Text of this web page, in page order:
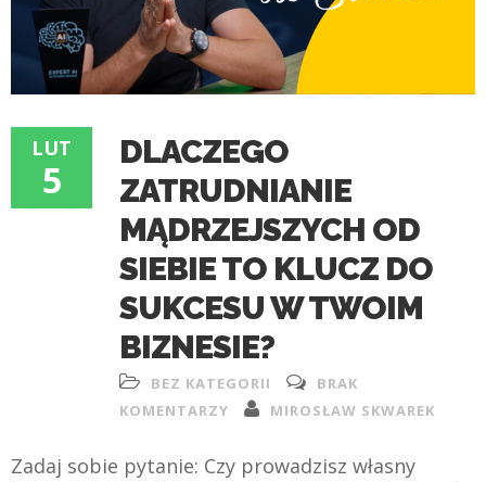
LUT
5
DLACZEGO
ZATRUDNIANIE
MĄDRZEJSZYCH OD
SIEBIE TO KLUCZ DO
SUKCESU W TWOIM
BIZNESIE?
BEZ KATEGORII
BRAK
KOMENTARZY
MIROSŁAW SKWAREK
Zadaj sobie pytanie: Czy prowadzisz własny